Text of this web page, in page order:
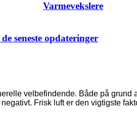
Varmevekslere
seneste opdateringer
velbefindende. Både på
Frisk luft er den vigtigste